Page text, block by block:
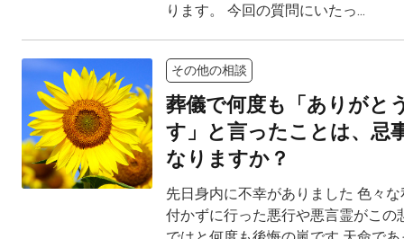
ります。 今回の質問にいたっ...
その他の相談
葬儀で何度も「ありがと
す」と言ったことは、忌
なりますか？
先日身内に不幸がありました 色々
付かずに行った悪行や悪言霊がこの